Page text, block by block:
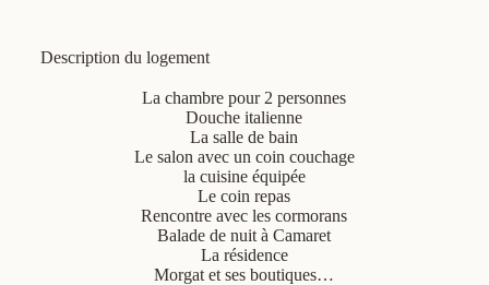
Description du logement
La chambre pour 2 personnes
Douche italienne
La salle de bain
Le salon avec un coin couchage
la cuisine équipée
Le coin repas
Rencontre avec les cormorans
Balade de nuit à Camaret
La résidence
Morgat et ses boutiques…